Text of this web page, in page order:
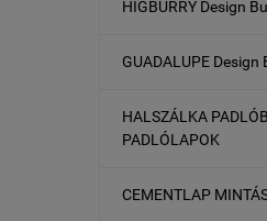
HIGBURRY Design
GUADALUPE
HALSZÁLKA
PADLÓLAPOK
CEMENTLAP